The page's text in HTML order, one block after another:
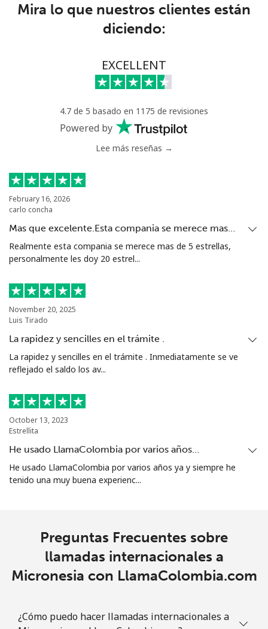
Mira lo que nuestros clientes están
diciendo:
EXCELLENT
4.7 de 5 basado en 1175 de revisiones
Powered by
Lee más reseñas →
February 16, 2026
carlo concha
Mas que excelente.Esta compania se merece mas…
Realmente esta compania se merece mas de 5 estrellas,
personalmente les doy 20 estrel...
November 20, 2025
Luis Tirado
La rapidez y sencilles en el trámite .
La rapidez y sencilles en el trámite . Inmediatamente se ve
reflejado el saldo los av...
October 13, 2023
Estrellita
He usado LlamaColombia por varios años…
He usado LlamaColombia por varios años ya y siempre he
tenido una muy buena experienc...
Preguntas Frecuentes sobre
llamadas internacionales a
Micronesia con LlamaColombia.com
¿Cómo puedo hacer llamadas internacionales a